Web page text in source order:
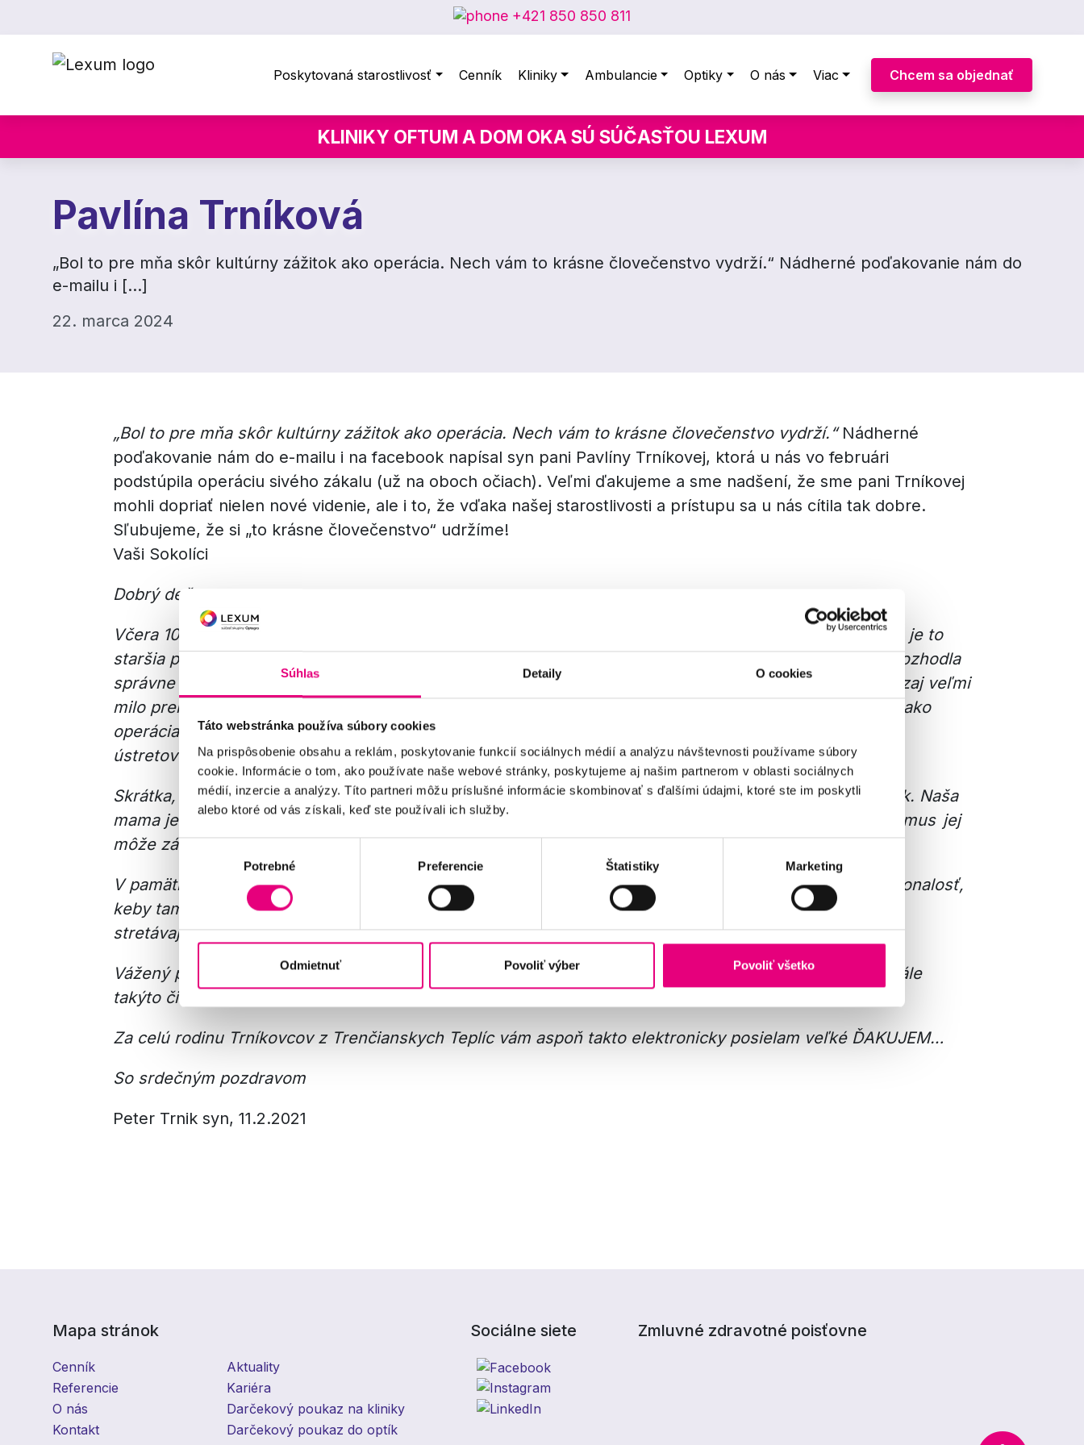
Súhlas Detaily O cookies
Táto webstránka používa súbory cookies
Na prispôsobenie obsahu a reklám, poskytovanie funkcií sociálnych médií a analýzu návštevnosti používame súbory
cookie. Informácie o tom, ako používate naše webové stránky, poskytujeme aj našim partnerom v oblasti sociálnych
médií, inzercie a analýzy. Títo partneri môžu príslušné informácie skombinovať s ďalšími údajmi, ktoré ste im poskytli
alebo ktoré od vás získali, keď ste používali ich služby.
Výber
Potrebné Preferencie Štatistiky Marketing
Odmietnuť Povoliť výber Povoliť všetko
+421 850 850 811
Poskytovaná starostlivosť Cenník Kliniky Ambulancie Optiky O nás Viac Chcem sa objednať
KLINIKY OFTUM A DOM OKA SÚ SÚČASŤOU LEXUM
Pavlína Trníková
„Bol to pre mňa skôr kultúrny zážitok ako operácia. Nech vám to krásne človečenstvo vydrží.“ Nádherné poďakovanie nám do
e-mailu i […]
22. marca 2024
„Bol to pre mňa skôr kultúrny zážitok ako operácia. Nech vám to krásne človečenstvo vydrží.“ Nádherné
poďakovanie nám do e-mailu i na facebook napísal syn pani Pavlíny Trníkovej, ktorá u nás vo februári
podstúpila operáciu sivého zákalu (už na oboch očiach). Veľmi ďakujeme a sme nadšení, že sme pani Trníkovej
mohli dopriať nielen nové videnie, ale i to, že vďaka našej starostlivosti a prístupu sa u nás cítila tak dobre.
Sľubujeme, že si „to krásne človečenstvo“ udržíme!
Vaši Sokolíci
Dobrý deň.
Včera 10.2.2021 bola moja mama Pavlína Trníková na operácii so šedým zákalom… Úprimne povedané, je to
staršia pani, ktorá sa rozhodovala dosť ťažko, že či má taký zákrok vôbec podstúpiť. Nakoniec sa ale rozhodla
správne a my všetci sme čakali, ako to dopadne a s akými pocitmi sa vráti. Úžasné je, že sme boli naozaj veľmi
milo prekvapení. Naša mama po príchode domov hrdo vyhlásila, že to bol pre ňu skôr kultúrny zážitok ako
operácia. Veľmi vysoko ohodnotila nielen krásne prostredie, technickú vybavenosť, ale aj nesmiernu
ústretovosť a láskavosť všetkých ľudí, s ktorými na klinike prišla do kontaktu.
Skrátka, vypočuli sme si samé superlatívy a naozaj sme boli veľmi radi, že ste jej dopriali takýto zážitok. Naša
mama je človek, ktorý sa nikdy nesťažuje, lekára navštívi iba ak je to naozaj nutné a jej životný optimizmus jej
môže závidieť aj 20ročný človek.
V pamäti mi asi zostane táto jej veta: „Nanič by boli krásne priestory, výborná technika a všetka tá dokonalosť,
keby tam boli zamračení a odmeraní ľudia, s akými sa dnes pacienti v našom zdravotníctve väčšinou
stretávajú… „
Vážený pán primár. Vo vašej práci vám držíme palce, prajeme vám, aby váš prístup k pacientom bol stále
takýto čistý a ľudský. Skrátka, nech vám to krásne človečenstvo vydrží.
Za celú rodinu Trníkovcov z Trenčianskych Teplíc vám aspoň takto elektronicky posielam veľké ĎAKUJEM…
So srdečným pozdravom
Peter Trnik syn, 11.2.2021
Mapa stránok
Cenník
Referencie
O nás
Kontakt
Aktuality
Kariéra
Darčekový poukaz na kliniky
Darčekový poukaz do optík
Sociálne siete Zmluvné zdravotné poisťovne